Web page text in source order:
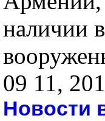
наличии
09 11,
Новости